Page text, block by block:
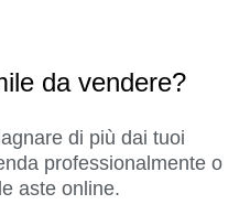
da vendere?
di più dai tuoi
professionalmente o
aste online.